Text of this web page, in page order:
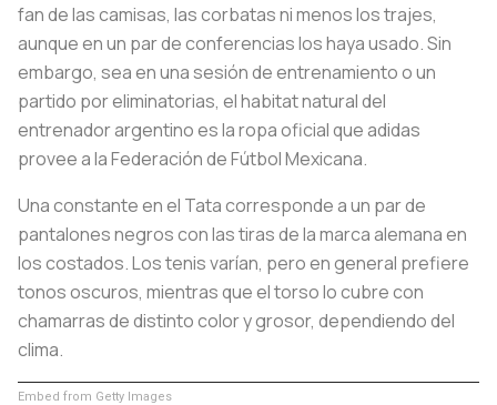
fan de las camisas, las corbatas ni menos los trajes,
aunque en un par de conferencias los haya usado. Sin
embargo, sea en una sesión de entrenamiento o un
partido por eliminatorias, el habitat natural del
entrenador argentino es la ropa oficial que adidas
provee a la Federación de Fútbol Mexicana.
Una constante en el Tata corresponde a un par de
pantalones negros con las tiras de la marca alemana en
los costados. Los tenis varían, pero en general prefiere
tonos oscuros, mientras que el torso lo cubre con
chamarras de distinto color y grosor, dependiendo del
clima.
Embed from Getty Images